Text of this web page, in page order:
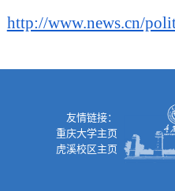
http://www.news.cn/
友情链接：
重庆大学主页
虎溪校区主页